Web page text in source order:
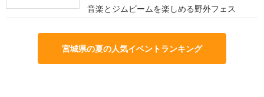
音楽とジムビームを楽しめる野外フェス
宮城県の夏の人気イベントランキング